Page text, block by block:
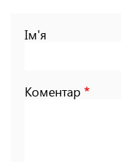
Ім'я
Коментар